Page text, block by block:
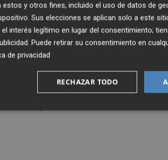
todo
y otros fines, incluido el uso de datos de
Sus elecciones se aplican solo a este
interés legítimo en lugar del consentimiento;
. Puede retirar su consentimiento en
de privacidad
RECHAZAR TODO